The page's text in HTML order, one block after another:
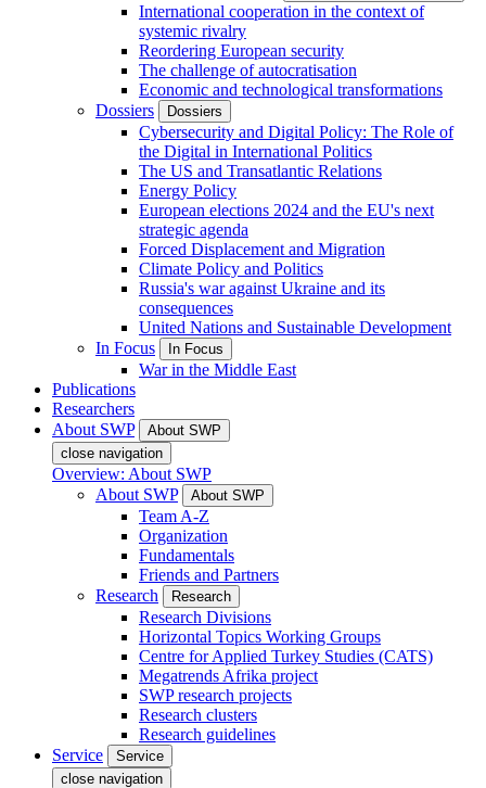
International cooperation in the context of
systemic rivalry
Reordering European security
The challenge of autocratisation
Economic and technological transformations
Dossiers
Dossiers
Cybersecurity and Digital Policy: The Role of
the Digital in International Politics
The US and Transatlantic Relations
Energy Policy
European elections 2024 and the EU's next
strategic agenda
Forced Displacement and Migration
Climate Policy and Politics
Russia's war against Ukraine and its
consequences
United Nations and Sustainable Development
In Focus
In Focus
War in the Middle East
Publications
Researchers
About SWP
About SWP
close navigation
Overview: About SWP
About SWP
About SWP
Team A-Z
Organization
Fundamentals
Friends and Partners
Research
Research
Research Divisions
Horizontal Topics Working Groups
Centre for Applied Turkey Studies (CATS)
Megatrends Afrika project
SWP research projects
Research clusters
Research guidelines
Service
Service
close navigation